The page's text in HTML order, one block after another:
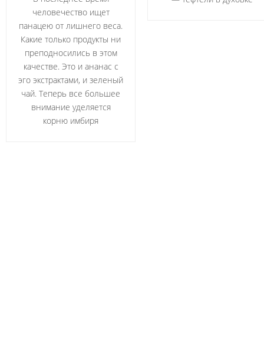
человечество ищет
панацею от лишнего веса.
Какие только продукты ни
преподносились в этом
качестве. Это и ананас с
эго экстрактами, и зеленый
чай. Теперь все большее
внимание уделяется
корню имбиря